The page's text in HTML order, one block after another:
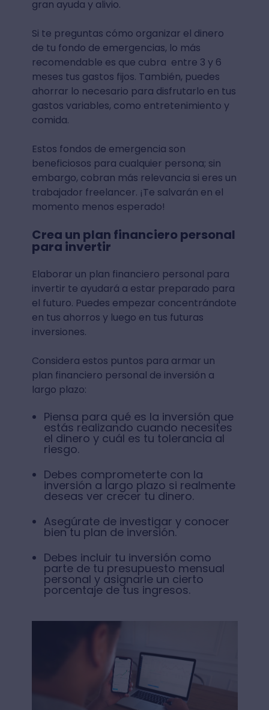
gran ayuda y alivio.
Si te preguntas cómo organizar el dinero
de tu fondo de emergencias, lo más
recomendable es que cubra entre 3 y 6
meses tus gastos fijos. También, puedes
ahorrar lo necesario para disfrutarlo en tus
gastos variables, como entretenimiento y
comida.
Estos fondos de emergencia son
beneficiosos para cualquier persona; sin
embargo, cobran más relevancia si eres un
trabajador freelancer. ¡Te salvarán en el
momento menos esperado!
Crea un plan financiero personal
para invertir
Elaborar un plan financiero personal para
invertir te ayudará a estar preparado para
el futuro. Puedes empezar concentrándote
en tus ahorros y luego en tus futuras
inversiones.
Considera estos puntos para armar un
plan financiero personal de inversión a
largo plazo:
Piensa para qué es la inversión que
estás realizando cuando necesites
el dinero y cuál es tu tolerancia al
riesgo.
Debes comprometerte con la
inversión a largo plazo si realmente
deseas ver crecer tu dinero.
Asegúrate de investigar y conocer
bien tu plan de inversión.
Debes incluir tu inversión como
parte de tu presupuesto mensual
personal y asignarle un cierto
porcentaje de tus ingresos.